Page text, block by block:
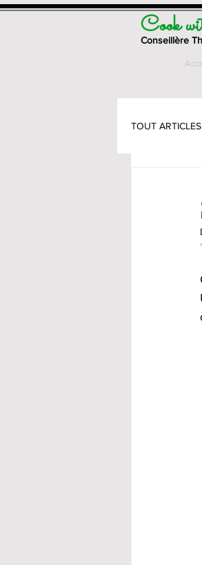
Cook
Conseillère
TOUT ARTICLES
PAINS &
PLATS -